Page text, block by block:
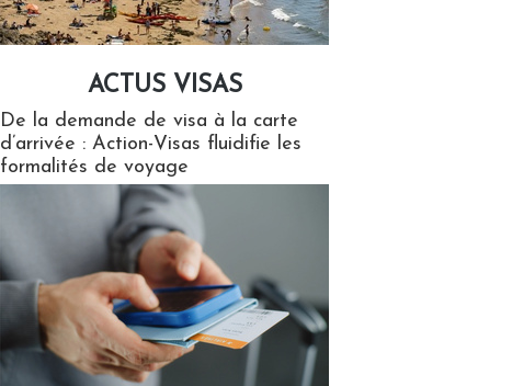
ACTUS VISAS
De la demande de visa à la carte
d’arrivée : Action-Visas fluidifie les
formalités de voyage